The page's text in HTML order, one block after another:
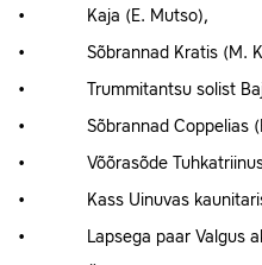
• Kaja (E. Mutso),
• Sõbrannad Kratis (M.
• Trummitantsu solist
• Sõbrannad Coppelias
• Võõrasõde Tuhkatriinus
• Kass Uinuvas kaunitaris
• Lapsega paar Valgus